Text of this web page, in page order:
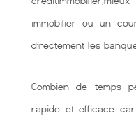
immobilier ou un
directement les
Combien de temps
rapide et efficace